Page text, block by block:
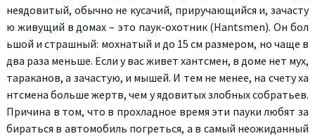
неядовитый, обычно не кусачий, приручающийся и, зачасту
ю живущий в домах – это паук-охотник (Hantsmen). Он бол
ьшой и страшный: мохнатый и до 15 см размером, но чаще в
два раза меньше. Если у вас живет хантсмен, в доме нет мух,
тараканов, а зачастую, и мышей. И тем не менее, на счету ха
нтсмена больше жертв, чем у ядовитых злобных собратьев.
Причина в том, что в прохладное время эти пауки любят за
бираться в автомобиль погреться, а в самый неожиданный